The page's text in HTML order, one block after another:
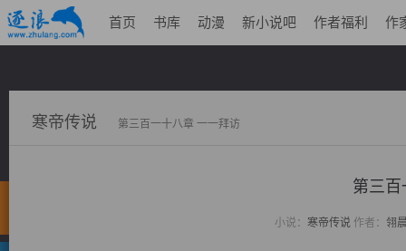
首页 书库 动漫 新小说吧 作者福利 作
寒帝传说 第三百一十八章 一一拜访
第三百
小说： 寒帝传说作者： 翎